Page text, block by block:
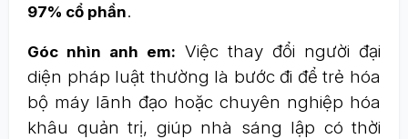
97% cổ phần.
Góc nhìn anh em: Việc thay đổi người đại
diện pháp luật thường là bước đi để trẻ hóa
bộ máy lãnh đạo hoặc chuyên nghiệp hóa
khâu quản trị, giúp nhà sáng lập có thời